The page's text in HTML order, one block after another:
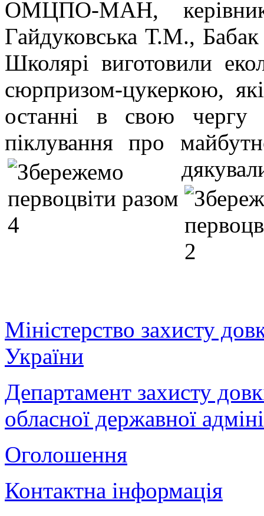
ОМЦПО-МАН,
Гайдуковська Т.М.,
Школярі виготовили
сюрпризом-цукеркою,
останні в свою чергу
піклування про
Міністерство захисту
України
Департамент захисту
обласної державної
Оголошення
Контактна інформація